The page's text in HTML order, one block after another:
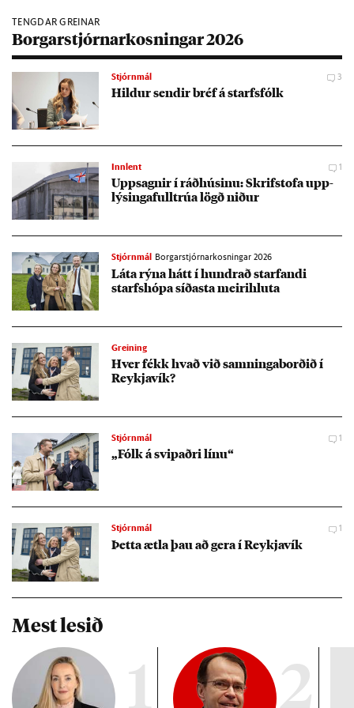
TENGDAR GREINAR
Borgarstjórnarkosningar 2026
Stjórnmál 3
Hild­ur send­ir bréf á starfs­fólk
Innlent 1
Upp­sagn­ir í ráð­hús­inu: Skrif­stofa upp­
lýs­inga­full­trúa lögð nið­ur
Stjórnmál Borgarstjórnarkosningar 2026
Láta rýna hátt í hundrað starf­andi
starfs­hópa síð­asta meiri­hluta
Greining
Hver fékk hvað við samn­inga­borð­ið í
Reykja­vík?
Stjórnmál 1
„Fólk á svip­aðri línu“
Stjórnmál 1
Þetta ætla þau að gera í Reykja­vík
Mest lesið
1 2